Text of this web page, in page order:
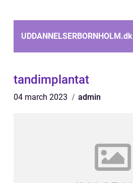
UDDANNELSERBORNHOLM.dk
tandimplantat
04 march 2023 admin